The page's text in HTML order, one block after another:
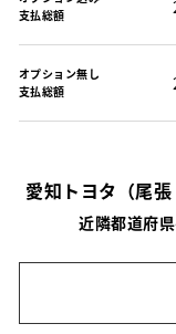
支払総額
オプション無し
支払総額
愛知トヨタ（尾
近隣都道府